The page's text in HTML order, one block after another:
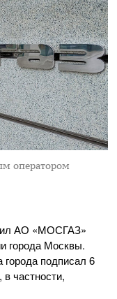
оператором
АО «МОСГАЗ»
города Москвы.
подписал 6
в частности,